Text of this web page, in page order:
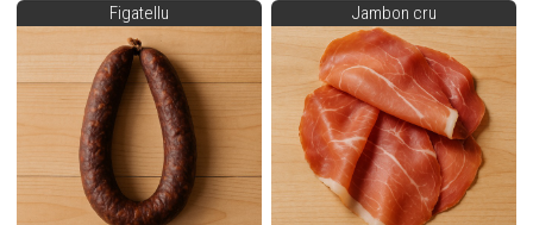
Figatellu Jambon cru